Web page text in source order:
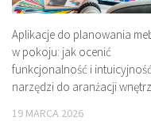
Aplikacje do planowania
w pokoju: jak ocenić
funkcjonalność i intuicyjność
narzędzi do aranżacji wnętrz
19 MARCA 2026